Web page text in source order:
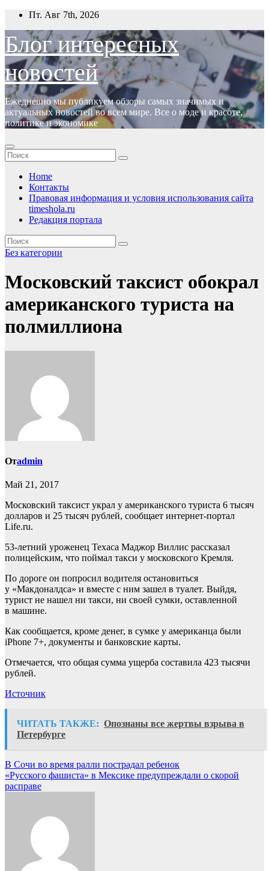
Перейти
содержимому
Пт. Авг 7th, 2026
Блог интересных
новостей
Ежедневно мы публикуем обзоры самых значимых и
актуальных новостей во всем мире. Все о моде и красоте,
политике и экономике
Home
Контакты
Правовая информация и условия использования сайта
timeshola.ru
Редакция портала
Без категории
Московский таксист обокрал
американского туриста на
полмиллиона
Отadmin
Май 21, 2017
Московский таксист украл у американского туриста 6 тысяч
долларов и 25 тысяч рублей, сообщает интернет-портал
Life.ru.
53-летний уроженец Техаса Маджор Виллис рассказал
полицейским, что поймал такси у московского Кремля.
По дороге он попросил водителя остановиться
у «Макдоналдса» и вместе с ним зашел в туалет. Выйдя,
турист не нашел ни такси, ни своей сумки, оставленной
в машине.
Как сообщается, кроме денег, в сумке у американца были
iPhone 7+, документы и банковские карты.
Отмечается, что общая сумма ущерба составила 423 тысячи
рублей.
Источник
ЧИТАТЬ ТАКЖЕ: Опознаны все жертвы взрыва в
Петербурге
Навигация
по
В Сочи во время ралли пострадал ребенок
«Русского фашиста» в Мексике предупреждали о скорой
расправе